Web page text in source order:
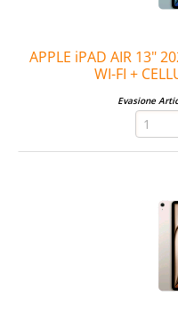
APPLE iPAD AIR 13"
WI-FI +
Evasione